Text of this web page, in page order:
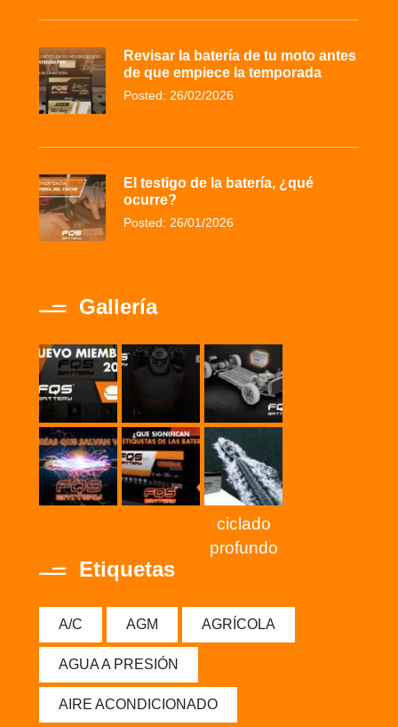
Revisar la batería de tu moto antes
de que empiece la temporada
Posted: 26/02/2026
El testigo de la batería, ¿qué
ocurre?
Posted: 26/01/2026
Gallería
ciclado
profundo
Etiquetas
A/C AGM AGRÍCOLA
AGUA A PRESIÓN
AIRE ACONDICIONADO